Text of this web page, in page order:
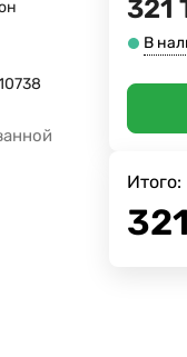
321
В
Итого:
321